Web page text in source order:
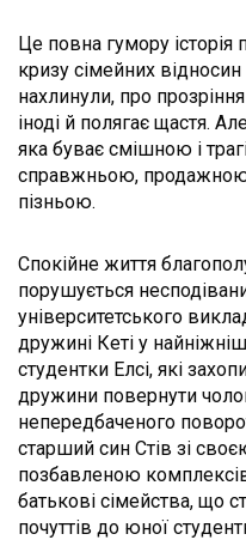
Це повна гумору історія
кризу сімейних
нахлинули, про
іноді й полягає щастя.
яка буває смішною і
справжньою, продажною
пізньою.
Спокійне життя
порушується
університетського
дружині Кеті у
студентки Елсі, які
дружини повернути
непередбаченого
старший син Стів зі
позбавленою
батькові сімейства, що
почуттів до юної